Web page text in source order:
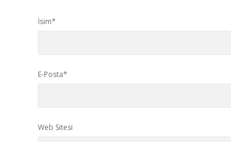
İsim*
E-Posta*
Web Sitesi